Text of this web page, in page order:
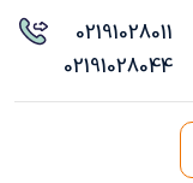
02191028011
02191028044